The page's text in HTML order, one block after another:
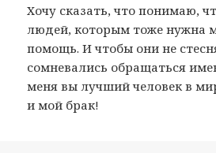
Хочу сказать, что понимаю,
людей, которым тоже нужна
помощь. И чтобы они не
сомневались обращаться
меня вы лучший человек в
и мой брак!